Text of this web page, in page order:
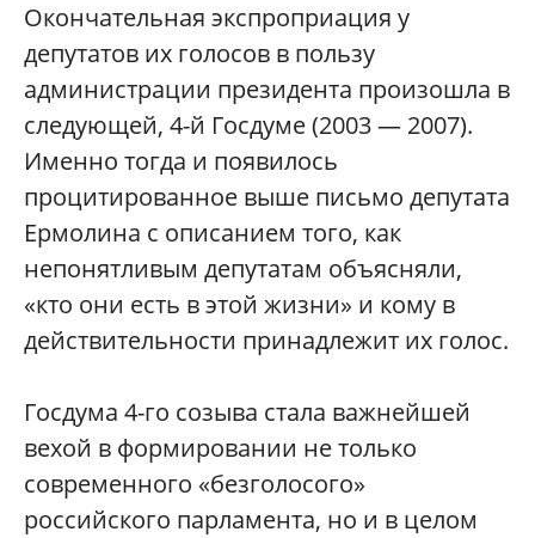
Окончательная экспроприация у
депутатов их голосов в пользу
администрации президента произошла в
следующей, 4-й Госдуме (2003 — 2007).
Именно тогда и появилось
процитированное выше письмо депутата
Ермолина с описанием того, как
непонятливым депутатам объясняли,
«кто они есть в этой жизни» и кому в
действительности принадлежит их голос.
Госдума 4-го созыва стала важнейшей
вехой в формировании не только
современного «безголосого»
российского парламента, но и в целом